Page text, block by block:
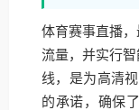
体育赛事直播，
流量，并实行
线，是为高清
的承诺，确保